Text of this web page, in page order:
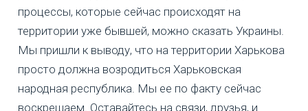
процессы, которые сейчас происходят на
территории уже бывшей, можно сказать Украины.
Мы пришли к выводу, что на территории Харькова
просто должна возродиться Харьковская
народная республика. Мы ее по факту сейчас
воскрешаем. Оставайтесь на связи, друзья, и